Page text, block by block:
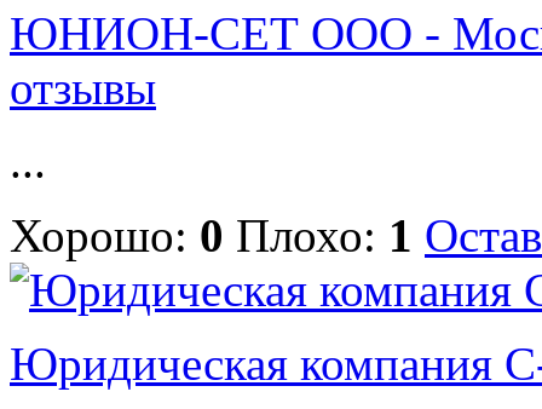
ЮНИОН-СЕТ ООО -
отзывы
...
Хорошо: 0 Плохо: 1
Юридическая компания